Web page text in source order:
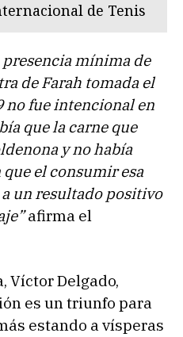
de Tenis
presencia mínima de
de Farah tomada el
no fue intencional en
que la carne que
y no había
el consumir esa
un resultado positivo
afirma el
Víctor Delgado,
es un triunfo para
estando a vísperas